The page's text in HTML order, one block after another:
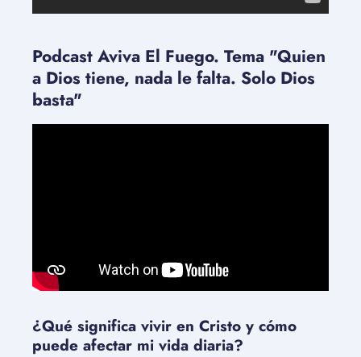
Podcast Aviva El Fuego. Tema "Quien
a Dios tiene, nada le falta. Solo Dios
basta"
¿Qué significa vivir en Cristo y cómo
puede afectar mi vida diaria?